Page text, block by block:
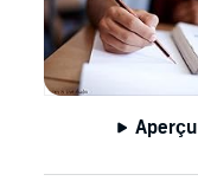
Aperçu